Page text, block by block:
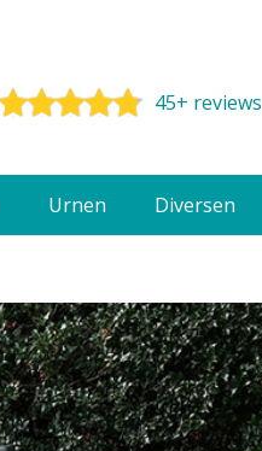
45+ reviews
Urnen Diversen